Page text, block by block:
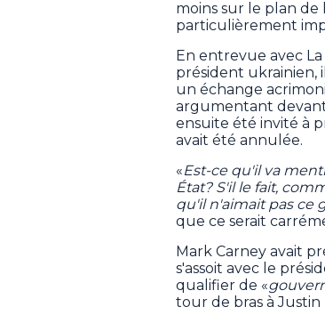
moins sur le plan de
particulièrement
En entrevue avec
président ukrainien,
un échange
argumentant
ensuite été invité à
avait été annulée.
«Est-ce qu'il va
État? S'il le fait,
qu'il n'aimait pas ce
que ce serait
Mark Carney avait
s'assoit avec le
qualifier de «
tour de bras à